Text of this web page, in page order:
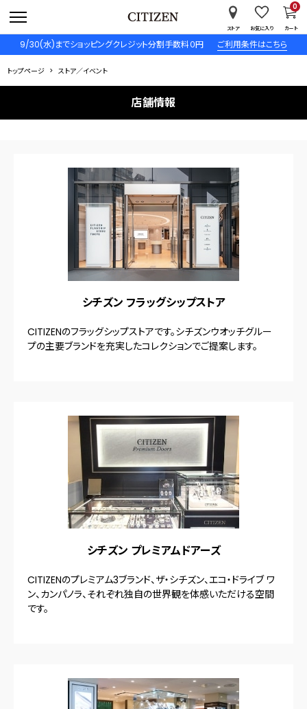
9/30(水)までショッピングクレジット分割手数料０円 ご利用条件はこちら
ストア お気に入り カート
0
トップページ ストア／イベント
店舗情報
シチズン フラッグシップストア
CITIZENのフラッグシップストアです。シチズンウオッチグルー
プの主要ブランドを充実したコレクションでご提案します。
シチズン プレミアムドアーズ
CITIZENのプレミアム3ブランド、ザ・シチズン、エコ・ドライブ ワ
ン、カンパノラ、それぞれ独自の世界観を体感いただける空間
です。